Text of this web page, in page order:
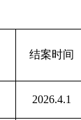
结案时间
2026.4.1